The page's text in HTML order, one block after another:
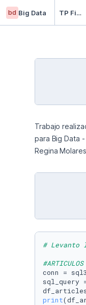
bd Big Data TP Final Integrador García Ortiz, Ma. Soledad
Trabajo
para Big Data
Regina
# Levanto
#ARTICULOS
conn =
sql_query
df_articles
print